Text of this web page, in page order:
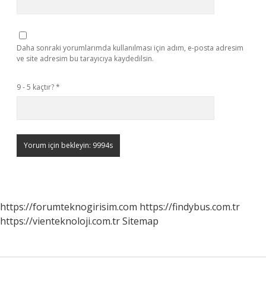
Daha sonraki yorumlarımda kullanılması için adım, e-posta adresim
ve site adresim bu tarayıcıya kaydedilsin.
9 - 5 kaçtır?*
https://forumteknogirisim.com https://findybus.com.tr
https://vienteknoloji.com.trSitemap